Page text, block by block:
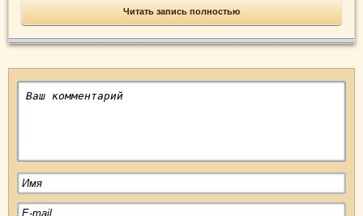
Читать запись полностью